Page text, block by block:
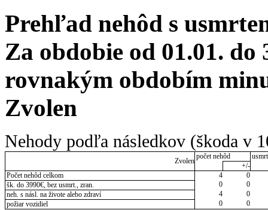
Prehľad nehôd s
Za obdobie od 01.01. do
rovnakým obdobím
Zvolen
Nehody podľa následkov (škoda v
Zvolen
počet nehôd
+/-
Počet nehôd celkom
4
0
šk. do 3990€, bez usmrt., zran.
0
0
neh. s násl. na živote alebo zdraví
4
0
požiar vozidiel
0 0